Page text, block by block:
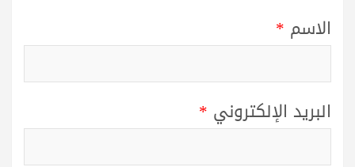
الاسم *
البريد الإلكتروني *